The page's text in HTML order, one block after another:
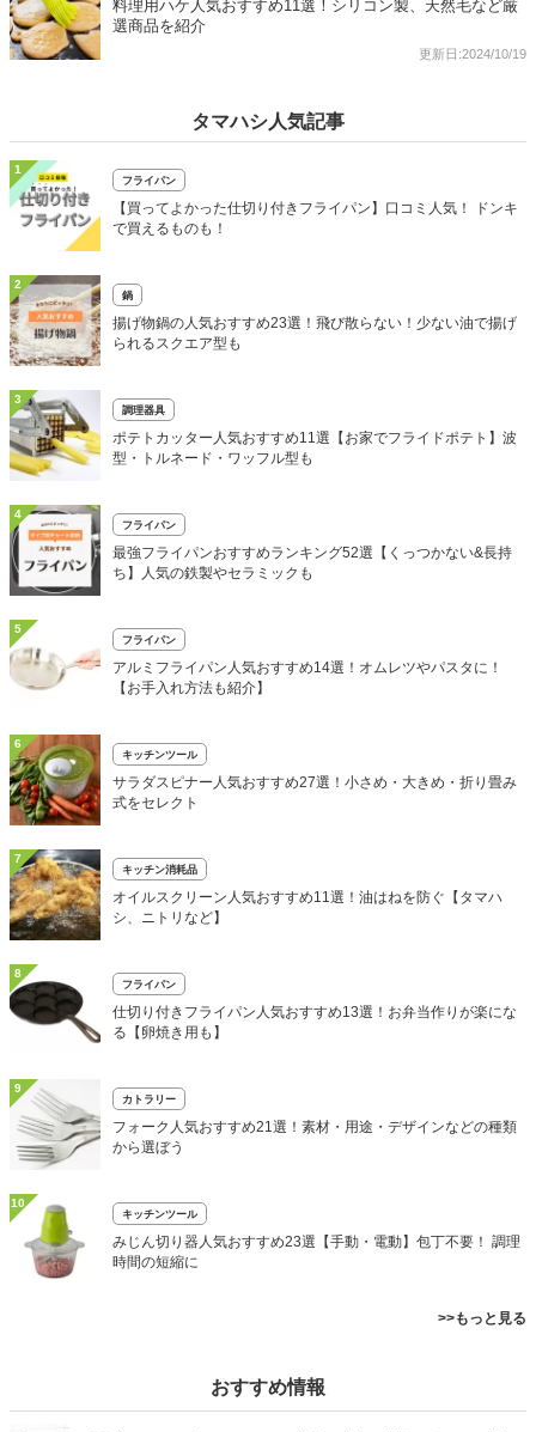
料理用ハケ人気おすすめ11選！シリコン製、天然毛など厳
選商品を紹介
更新日:2024/10/19
タマハシ人気記事
1
フライパン
【買ってよかった仕切り付きフライパン】口コミ人気！ ドンキ
で買えるものも！
2
鍋
揚げ物鍋の人気おすすめ23選！飛び散らない！少ない油で揚げ
られるスクエア型も
3
調理器具
ポテトカッター人気おすすめ11選【お家でフライドポテト】波
型・トルネード・ワッフル型も
4
フライパン
最強フライパンおすすめランキング52選【くっつかない&長持
ち】人気の鉄製やセラミックも
5
フライパン
アルミフライパン人気おすすめ14選！オムレツやパスタに！
【お手入れ方法も紹介】
6
キッチンツール
サラダスピナー人気おすすめ27選！小さめ・大きめ・折り畳み
式をセレクト
7
キッチン消耗品
オイルスクリーン人気おすすめ11選！油はねを防ぐ【タマハ
シ、ニトリなど】
8
フライパン
仕切り付きフライパン人気おすすめ13選！お弁当作りが楽にな
る【卵焼き用も】
9
カトラリー
フォーク人気おすすめ21選！素材・用途・デザインなどの種類
から選ぼう
10
キッチンツール
みじん切り器人気おすすめ23選【手動・電動】包丁不要！ 調理
時間の短縮に
>>もっと見る
おすすめ情報